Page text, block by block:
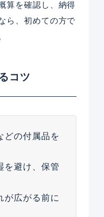
算を確認し、納得
ら、初めての方で
コツ
どの付属品を
を避け、保管
が広がる前に